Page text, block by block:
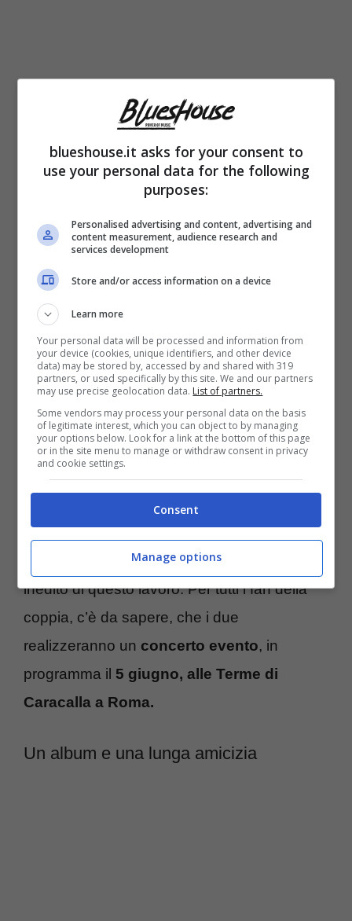
Quindici le tracceche lo compongono
registrate in varie sessioni tra il 2023 ed il
2024 spaziano tra alcuni grandi classici di De
Gregori, come Rimmel, Pezzi di vetro,
Atlantide e Buonanotte fiorellino, cover di altri
grandi autori italiani come Paolo Conte, Pino
Daniele e Antonello Venditti e brani scritti
dallo stesso Zalone, come Prima
Repubblica, canzone colonna sonora di
“Quo Vado?” uno dei suoi film campioni di
incassi.
“Giusto o sbagliato”è il singolo che
anticipa l’uscita dell’album ed è l’unico vero
inedito di questo lavoro. Per tutti i fan della
coppia, c’è da sapere, che i due
realizzeranno un concerto evento, in
programma il 5 giugno, alle Terme di
Caracalla a Roma.
Un album e una lunga amicizia
blueshouse.it asks for your consent to
use your personal data for the following
purposes:
Personalised advertising and content, advertising and
content measurement, audience research and
services development
Store and/or access information on a device
Learn more
Your personal data will be processed and information from
your device (cookies, unique identifiers, and other device
data) may be stored by, accessed by and shared with 319
partners, or used specifically by this site. We and our partners
may use precise geolocation data. List of partners.
Some vendors may process your personal data on the basis
of legitimate interest, which you can object to by managing
your options below. Look for a link at the bottom of this page
or in the site menu to manage or withdraw consent in privacy
and cookie settings.
Consent
Manage options